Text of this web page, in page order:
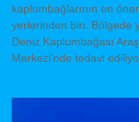
kaplumbağlarının en
yerlerinden biri. Bölgede
Deniz Kaplumbağası
Merkezi’nde tedavi